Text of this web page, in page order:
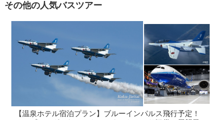
その他の人気バスツアー
【温泉ホテル宿泊プラン】ブルーインパルス飛行予定！